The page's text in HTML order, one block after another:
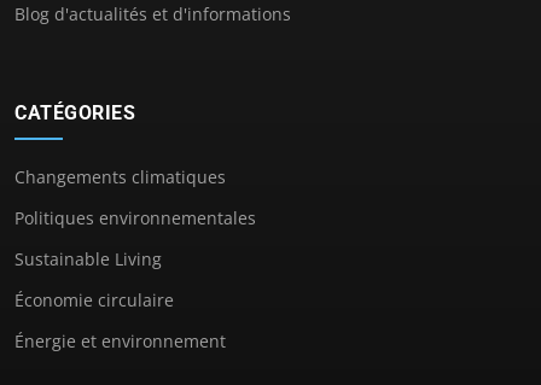
Blog d'actualités et d'informations
CATÉGORIES
Changements climatiques
Politiques environnementales
Sustainable Living
Économie circulaire
Énergie et environnement